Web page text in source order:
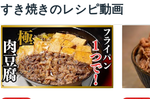
すき焼きのレシピ動画